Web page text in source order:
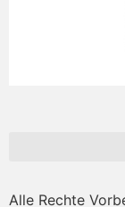
Alle Rechte